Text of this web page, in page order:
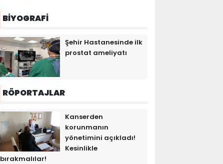
BİYOGRAFİ
Şehir Hastanesinde ilk
prostat ameliyatı
RÖPORTAJLAR
Kanserden
korunmanın
yönetimini açıkladı!
Kesinlikle
bırakmalılar!